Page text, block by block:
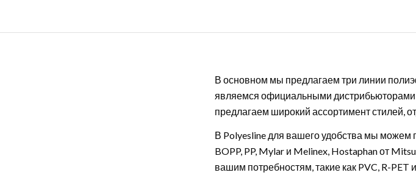
В основном мы предлагаем три линии
являемся официальными
предлагаем широкий ассортимент стилей,
В Polyesline для вашего удобства мы можем
BOPP, PP, Mylar и Melinex, Hostaphan от
вашим потребностям, такие как PVC, R-PET